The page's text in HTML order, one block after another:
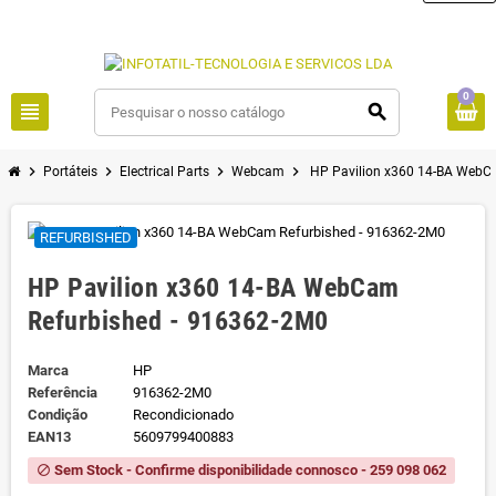
view_headline search
0
chevron_right Portáteis chevron_right Electrical Parts chevron_right Webcam chevron_right HP Pavilion x360 14-BA
REFURBISHED
HP Pavilion x360 14-BA WebCam
Refurbished - 916362-2M0
Marca
HP
Referência
916362-2M0
Condição
Recondicionado
EAN13
5609799400883
block Sem Stock - Confirme disponibilidade connosco - 259 098 062